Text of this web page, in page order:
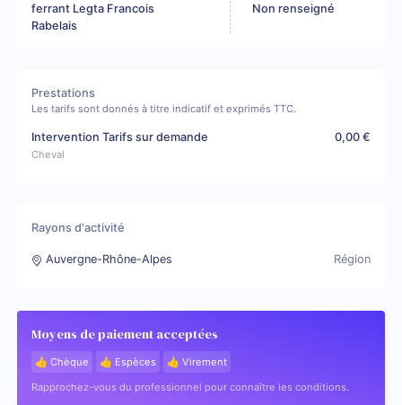
ferrant Legta Francois
Rabelais
Non renseigné
Prestations
Les tarifs sont donnés à titre indicatif et exprimés TTC.
Intervention Tarifs sur demande
Cheval
0,00 €
Rayons d'activité
Auvergne-Rhône-Alpes Région
Moyens de paiement acceptées
👍 Chèque 👍 Espèces
👍 Virement
Rapprochez-vous du professionnel pour connaître les conditions.